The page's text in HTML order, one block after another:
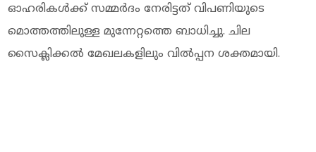
ഓഹരികൾക്ക് സമ്മർദം നേരിട്ടത് വിപണിയുടെ
മൊത്തത്തിലുള്ള മുന്നേറ്റത്തെ ബാധിച്ചു. ചില
സൈക്ലിക്കൽ മേഖലകളിലും വിൽപ്പന ശക്തമായി.